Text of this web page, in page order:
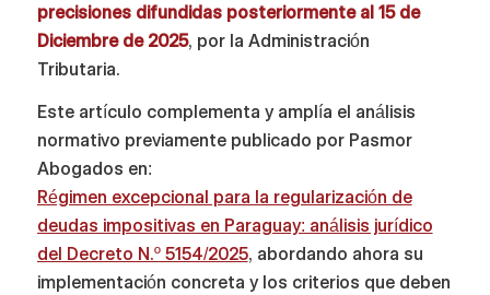
precisiones difundidas posteriormente al 15 de
Diciembre de 2025, por la Administración
Tributaria.
Este artículo complementa y amplía el análisis
normativo previamente publicado por Pasmor
Abogados en:
Régimen excepcional para la regularización de
deudas impositivas en Paraguay: análisis jurídico
del Decreto N.º 5154/2025, abordando ahora su
implementación concreta y los criterios que deben